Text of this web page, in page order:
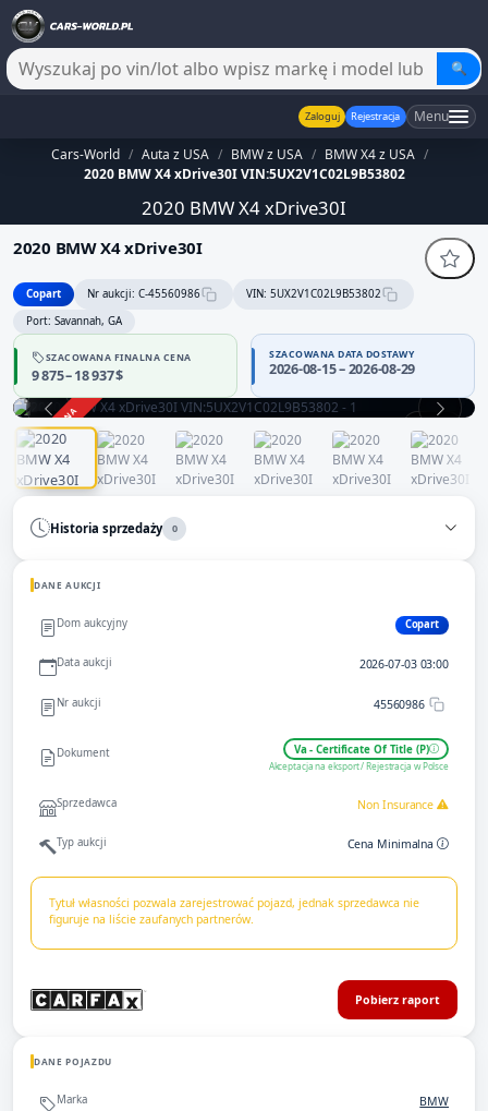
🔍
Zaloguj Rejestracja Menu
Cars-World / Auta z USA / BMW z USA / BMW X4 z USA /
2020 BMW X4 xDrive30I VIN:5UX2V1C02L9B53802
2020 BMW X4 xDrive30I
2020 BMW X4 xDrive30I
Copart Nr aukcji: C-45560986
VIN: 5UX2V1C02L9B53802
Port: Savannah, GA
SZACOWANA FINALNA CENA
9 875 – 18 937 $
SZACOWANA DATA DOSTAWY
2026-08-15 – 2026-08-29
ZAKOŃCZONA
Sprzedawca bez potwierdzonej wiarygodności — część danych
może być niepełna
Zachowaj ostrożność i dokładnie zweryfikuj historię pojazdu.
Historia sprzedaży 0
DANE AUKCJI
Dom aukcyjny Copart
Data aukcji 2026-07-03 03:00
Nr aukcji 45560986
Dokument Va - Certificate Of Title (P)
Akceptacja na eksport / Rejestracja w Polsce
Sprzedawca Non Insurance
Typ aukcji Cena Minimalna
Tytuł własności pozwala zarejestrować pojazd, jednak sprzedawca nie
figuruje na liście zaufanych partnerów.
Pobierz raport
DANE POJAZDU
Marka BMW